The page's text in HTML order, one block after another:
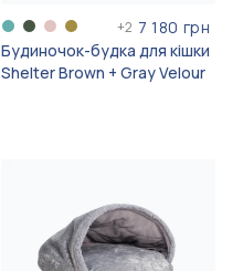
+2 7 180 грн
Будиночок-будка для кішки
Shelter Brown + Gray Velour